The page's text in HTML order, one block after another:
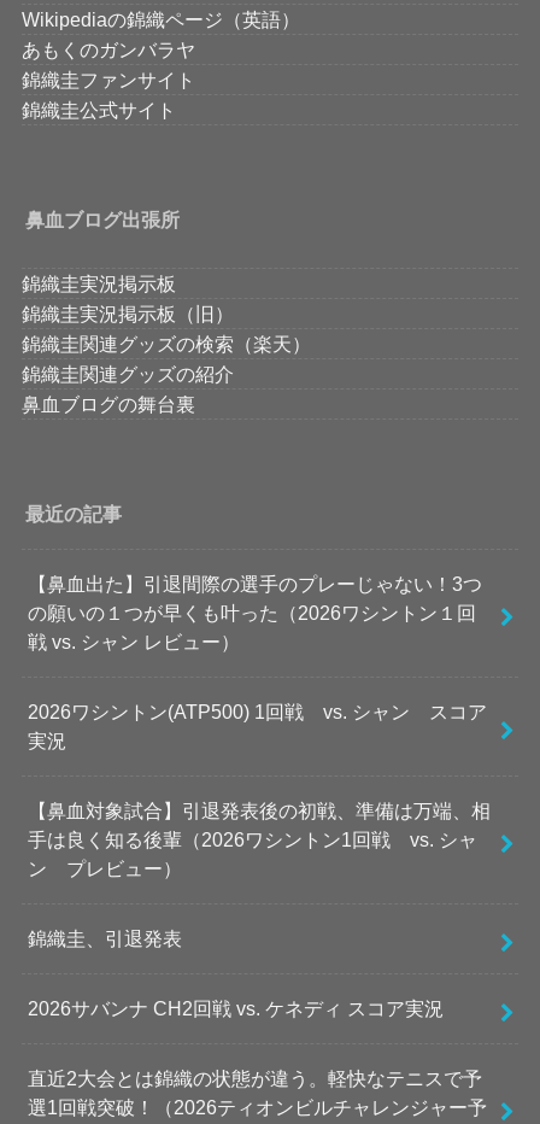
Wikipediaの錦織ページ（英語）
あもくのガンバラヤ
錦織圭ファンサイト
錦織圭公式サイト
鼻血ブログ出張所
錦織圭実況掲示板
錦織圭実況掲示板（旧）
錦織圭関連グッズの検索（楽天）
錦織圭関連グッズの紹介
鼻血ブログの舞台裏
最近の記事
【鼻血出た】引退間際の選手のプレーじゃない！3つ
の願いの１つが早くも叶った（2026ワシントン１回
戦 vs. シャン レビュー）
2026ワシントン(ATP500) 1回戦 vs. シャン スコア
実況
【鼻血対象試合】引退発表後の初戦、準備は万端、相
手は良く知る後輩（2026ワシントン1回戦 vs. シャ
ン プレビュー）
錦織圭、引退発表
2026サバンナ CH2回戦 vs. ケネディ スコア実況
直近2大会とは錦織の状態が違う。軽快なテニスで予
選1回戦突破！（2026ティオンビルチャレンジャー予